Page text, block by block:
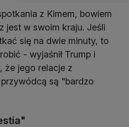
z Kimem, bowiem
jest w swoim kraju. Jeśli
się na dwie minuty, to
- wyjaśnił Trump i
że jego relacje z
są "bardzo